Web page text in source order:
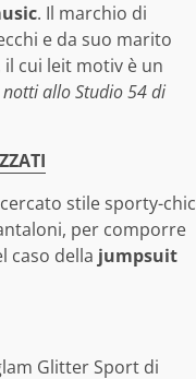
. Il marchio di
e da suo marito
il cui leit motiv è un
allo Studio 54 di
stile sporty-chic
per comporre
caso della jumpsuit
Glitter Sport di